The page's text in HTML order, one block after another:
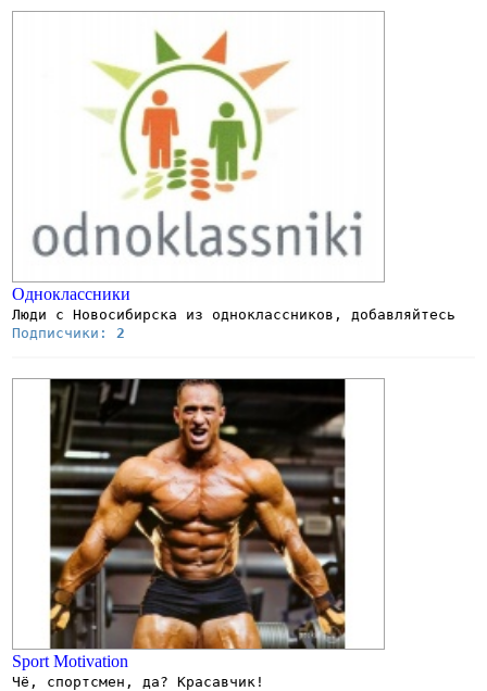
Одноклассники
Люди с Новосибирска из одноклассников, добавляйтесь
Подписчики: 2
Sport Motivation
Чё, спортсмен, да? Красавчик!